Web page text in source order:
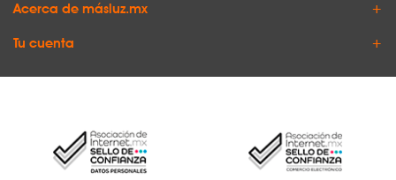
Acerca de másluz.mx
Tu cuenta